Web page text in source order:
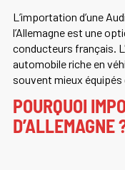
L’importation d’une
l’Allemagne est une
conducteurs français.
automobile riche en
souvent mieux équipés
POURQUOI
D’ALLEMAGNE